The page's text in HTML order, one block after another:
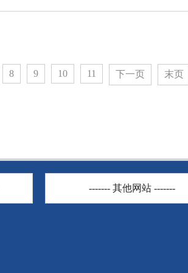
8 9 10 11 下一页 末页
------- 其他网站 -------